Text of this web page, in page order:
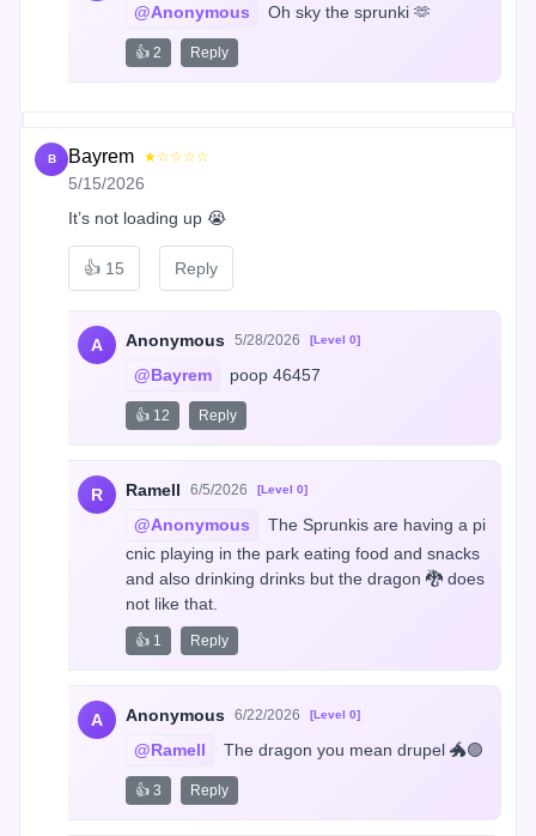
@Anonymous Oh sky the sprunki 🫶
👍 2 Reply
B Bayrem ★☆☆☆☆
5/15/2026
It’s not loading up 😭
👍 15 Reply
A Anonymous 5/28/2026 [Level 0]
@Bayrem poop 46457
👍 12 Reply
R Ramell 6/5/2026 [Level 0]
@Anonymous
The Sprunkis are having a pi
cnic playing in the park eating food and snacks
and also drinking drinks but the dragon 🐉 does
not like that.
👍 1 Reply
A Anonymous 6/22/2026 [Level 0]
@Ramell The dragon you mean drupel 🐲🟣
👍 3 Reply